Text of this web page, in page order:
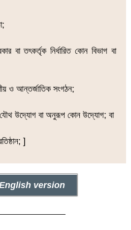
বা তৎকর্তৃক নির্ধারিত কোন বিভাগ বা
ও আন্তর্জাতিক সংগঠন;
উদ্যোগ বা অনুরূপ কোন উদ্যোগ; বা
]
version